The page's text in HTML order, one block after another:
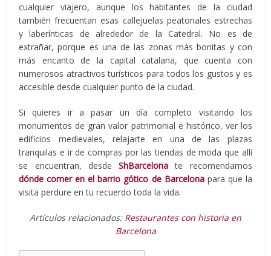
cualquier viajero, aunque los habitantes de la ciudad
también frecuentan esas callejuelas peatonales estrechas
y laberínticas de alrededor de la Catedral. No es de
extrañar, porque es una de las zonas más bonitas y con
más encanto de la capital catalana, que cuenta con
numerosos atractivos turísticos para todos los gustos y es
accesible desde cualquier punto de la ciudad.
Si quieres ir a pasar un día completo visitando los
monumentos de gran valor patrimonial e histórico, ver los
edificios medievales, relajarte en una de las plazas
tranquilas e ir de compras por las tiendas de moda que allí
se encuentran, desdeShBarcelona te recomendamos
dónde comer en el barrio gótico de Barcelona para que la
visita perdure en tu recuerdo toda la vida.
Artículos relacionados: Restaurantes con historia en
Barcelona